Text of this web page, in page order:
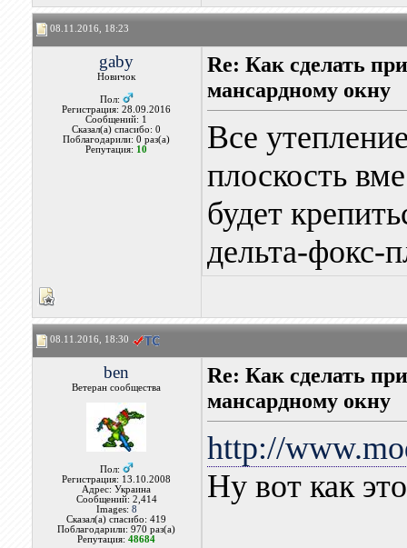
08.11.2016, 18:23
gaby
Новичок
Пол:
Регистрация: 28.09.2016
Сообщений: 1
Сказал(а) спасибо: 0
Поблагодарили: 0 раз(а)
Репутация: 10
Re: Как сделать
мансардному окну
Все
плоскость
будет
дельта-фокс-
08.11.2016, 18:30
ben
Ветеран сообщества
Пол:
Регистрация: 13.10.2008
Адрес: Украина
Сообщений: 2,414
Images: 8
Сказал(а) спасибо: 419
Поблагодарили: 970 раз(а)
Репутация:48684
Re: Как сделать
мансардному окну
http://
Ну вот как